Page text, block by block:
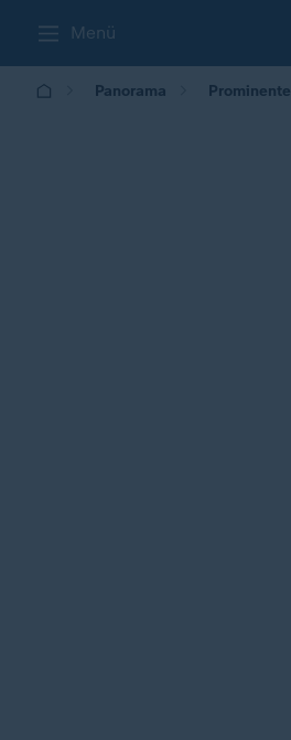
Menü
Panorama Prominente